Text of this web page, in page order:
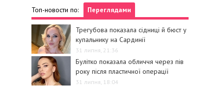
Топ-новости по: Переглядами
Трегубова показала сідниці й бюст у
купальнику на Сардинії
31 липня, 21:36
Булітко показала обличчя через пів
року після пластичної операції
31 липня, 18:04